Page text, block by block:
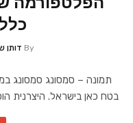
By דותן
תמונה – סמסונג סמסונג
בטח כאן בישראל. היצרנית